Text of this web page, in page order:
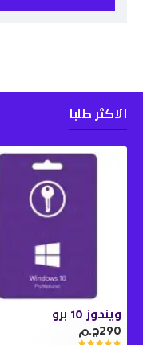
الاكثر طلبا
ويندوز 10 برو
290ج.م